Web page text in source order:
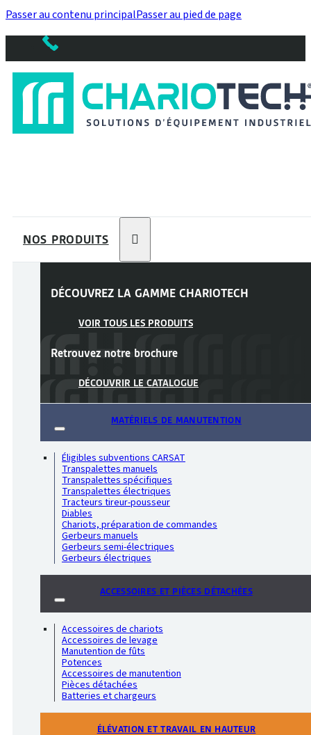
Passer au contenu principalPasser au pied de page
NOS PRODUITS
DÉCOUVREZ LA GAMME CHARIOTECH
VOIR TOUS LES PRODUITS
Retrouvez notre brochure
DÉCOUVRIR LE CATALOGUE
MATÉRIELS DE MANUTENTION
Éligibles subventions CARSAT
Transpalettes manuels
Transpalettes spécifiques
Transpalettes électriques
Tracteurs tireur-pousseur
Diables
Chariots, préparation de commandes
Gerbeurs manuels
Gerbeurs semi-électriques
Gerbeurs électriques
ACCESSOIRES ET PIÈCES DÉTACHÉES
Accessoires de chariots
Accessoires de levage
Manutention de fûts
Potences
Accessoires de manutention
Pièces détachées
Batteries et chargeurs
ÉLÉVATION ET TRAVAIL EN HAUTEUR